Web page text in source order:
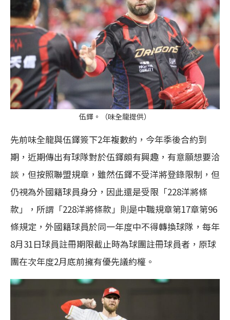
伍鐸。（味全龍提供）
先前味全龍與伍鐸簽下2年複數約，今年季後合約到
期，近期傳出有球隊對於伍鐸頗有興趣，有意願想要洽
談，但按照聯盟規章，雖然伍鐸不受洋將登錄限制，但
仍視為外國籍球員身分，因此還是受限「228洋將條
款」，所謂「228洋將條款」則是中職規章第17章第96
條規定，外國籍球員於同一年度中不得轉換球隊，每年
8月31日球員註冊期限截止時為球團註冊球員者，原球
團在次年度2月底前擁有優先議約權。